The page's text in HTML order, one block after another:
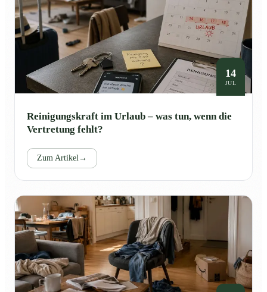
14
JUL
Reinigungskraft im Urlaub – was tun, wenn die
Vertretung fehlt?
Zum Artikel→